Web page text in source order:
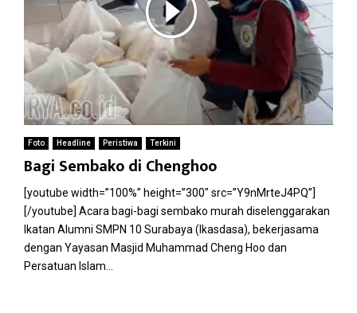
Foto Headline Peristiwa Terkini
Bagi Sembako di Chenghoo
[youtube width=”100%” height=”300″ src=”Y9nMrteJ4PQ”]
[/youtube] Acara bagi-bagi sembako murah diselenggarakan
Ikatan Alumni SMPN 10 Surabaya (Ikasdasa), bekerjasama
dengan Yayasan Masjid Muhammad Cheng Hoo dan
Persatuan Islam...